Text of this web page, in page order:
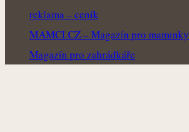
reklama – ceník
MAMCI.CZ – Magazín pro maminky
Magazín pro zahrádkáře